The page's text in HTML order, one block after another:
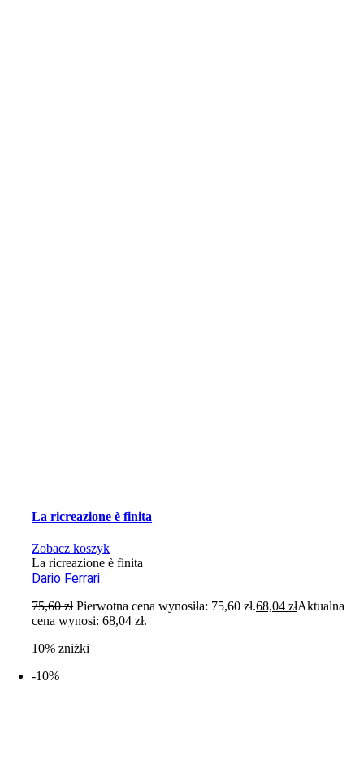
La ricreazione è finita
Zobacz koszyk
La ricreazione è finita
Dario Ferrari
75,60zł Pierwotna cena wynosiła: 75,60 zł.68,04złAktualna
cena wynosi: 68,04 zł.
10% zniżki
-10%